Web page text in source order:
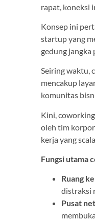
rapat, koneksi
Konsep ini
startup yang
gedung jangka
Seiring waktu,
mencakup
komunitas
Kini,
oleh tim
kerja yang
Fungsi utama
Ruang
distraksi
Pusat